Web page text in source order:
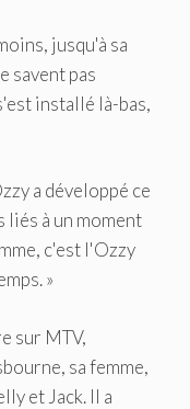
jusqu'à sa
savent pas
installé là-bas,
a développé ce
liés à un moment
c'est l'Ozzy
»
sur MTV,
sa femme,
et Jack. Il a